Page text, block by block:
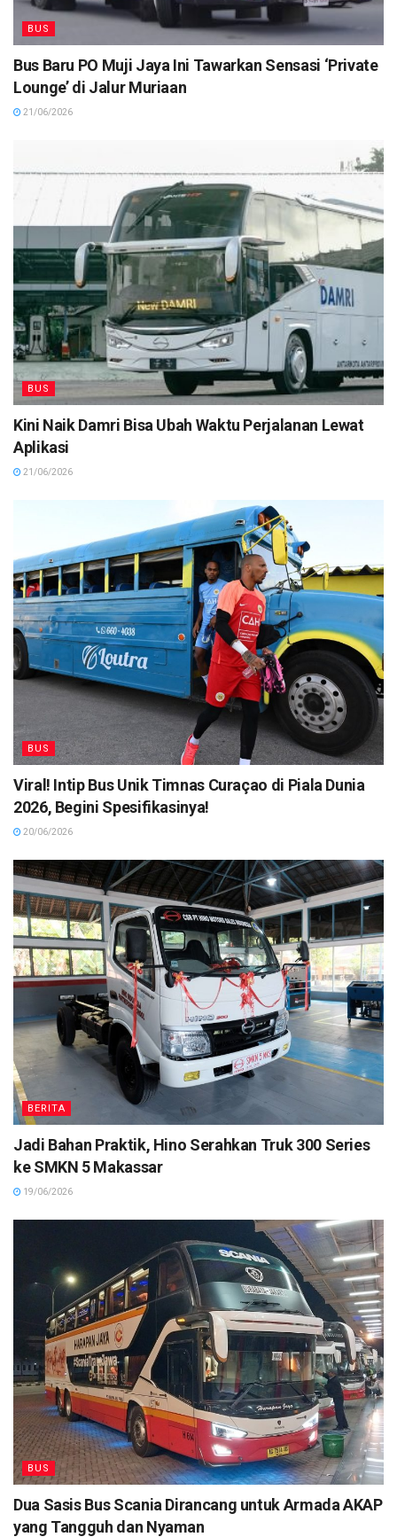
BUS
Bus Baru PO Muji Jaya Ini Tawarkan Sensasi ‘Private
Lounge’ di Jalur Muriaan
21/06/2026
BUS
Kini Naik Damri Bisa Ubah Waktu Perjalanan Lewat
Aplikasi
21/06/2026
BUS
Viral! Intip Bus Unik Timnas Curaçao di Piala Dunia
2026, Begini Spesifikasinya!
20/06/2026
BERITA
Jadi Bahan Praktik, Hino Serahkan Truk 300 Series
ke SMKN 5 Makassar
19/06/2026
BUS
Dua Sasis Bus Scania Dirancang untuk Armada AKAP
yang Tangguh dan Nyaman